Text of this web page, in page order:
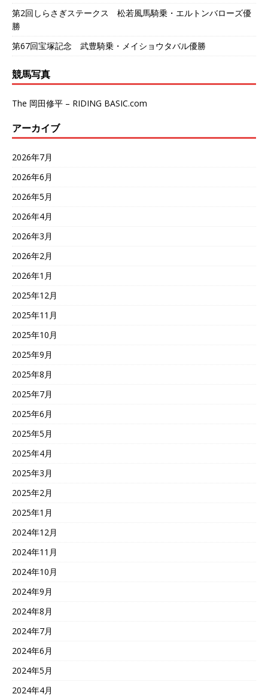
第2回しらさぎステークス 松若風馬騎乗・エルトンバローズ優
勝
第67回宝塚記念 武豊騎乗・メイショウタバル優勝
競馬写真
The 岡田修平 – RIDING BASIC.com
アーカイブ
2026年7月
2026年6月
2026年5月
2026年4月
2026年3月
2026年2月
2026年1月
2025年12月
2025年11月
2025年10月
2025年9月
2025年8月
2025年7月
2025年6月
2025年5月
2025年4月
2025年3月
2025年2月
2025年1月
2024年12月
2024年11月
2024年10月
2024年9月
2024年8月
2024年7月
2024年6月
2024年5月
2024年4月